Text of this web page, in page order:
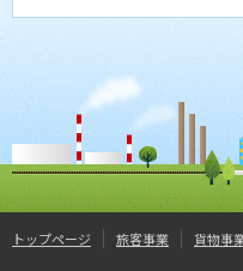
トップページ 旅客事業 貨物事